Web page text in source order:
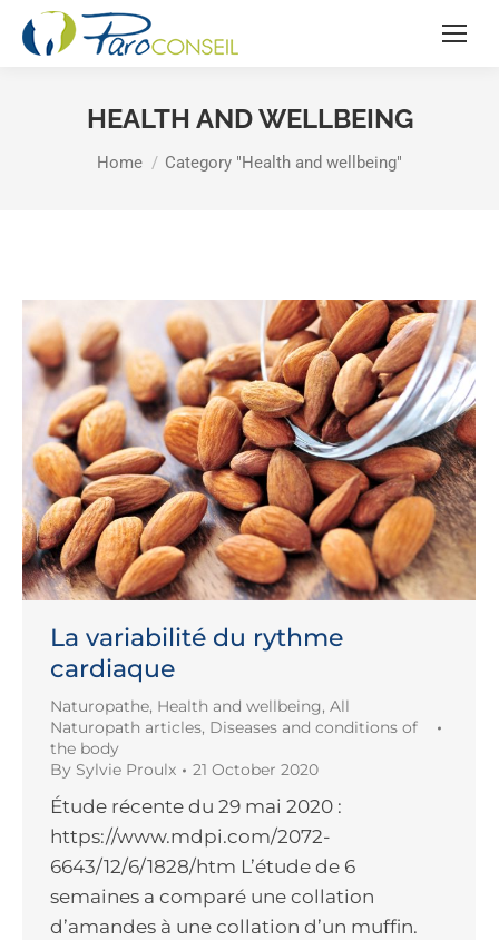
HEALTH AND WELLBEING
You are here:
Home Category "Health and wellbeing"
La variabilité du rythme
cardiaque
Naturopathe, Health and wellbeing, All
Naturopath articles, Diseases and conditions of
the body
By Sylvie Proulx 21 October 2020
Étude récente du 29 mai 2020 :
https://www.mdpi.com/2072-
6643/12/6/1828/htm L’étude de 6
semaines a comparé une collation
d’amandes à une collation d’un muffin.